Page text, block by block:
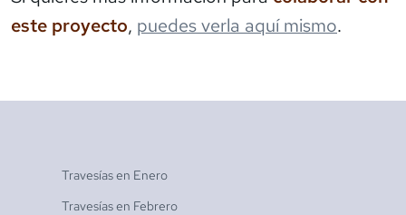
este proyecto, puedes verla aquí mismo.
Travesías en Enero
Travesías en Febrero